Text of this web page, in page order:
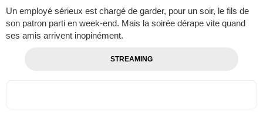
Un employé sérieux est chargé de garder, pour un soir, le fils de
son patron parti en week-end. Mais la soirée dérape vite quand
ses amis arrivent inopinément.
STREAMING